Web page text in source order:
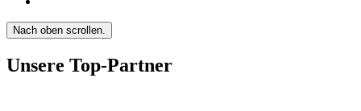
Nach oben scrollen.
Unsere Top-Partner